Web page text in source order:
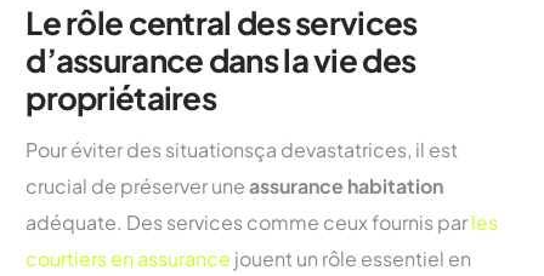
Le rôle central des services
d’assurance dans la vie des
propriétaires
Pour éviter des situationsça devastatrices, il est
crucial de préserver uneassurance habitation
adéquate. Des services comme ceux fournis parles
courtiers en assurance jouent un rôle essentiel en